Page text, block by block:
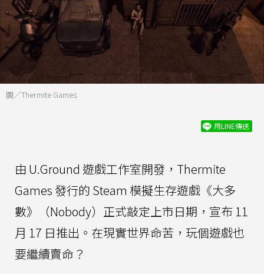
圖／Thermite Games
用LINE傳送
由 U.Ground 遊戲工作室開發，Thermite
Games 發行的 Steam 模擬生存遊戲《大多
數》（Nobody）正式敲定上市日期，宣布 11
月 17 日推出。在現實世界命苦，玩個遊戲也
要繼續賣命？